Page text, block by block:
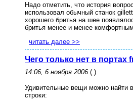
Надо отметить, что история
использовал обычный станок
хорошего бритья на шее
бритья менее и менее
читать далее >>
Чего только нет в портах
14:06, 6 ноября 2006 ( )
Удивительные вещи можно найти
строки: